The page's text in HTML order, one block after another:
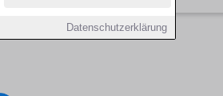
Datenschutzerklärung